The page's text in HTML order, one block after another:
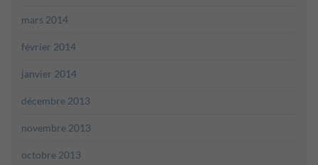
mars 2014
février 2014
janvier 2014
décembre 2013
novembre 2013
octobre 2013